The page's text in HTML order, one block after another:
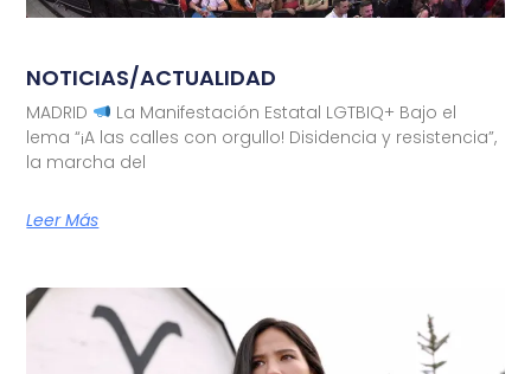
NOTICIAS/ACTUALIDAD
MADRID
La Manifestación Estatal LGTBIQ+ Bajo el
lema “¡A las calles con orgullo! Disidencia y resistencia”,
la marcha del
Leer Más